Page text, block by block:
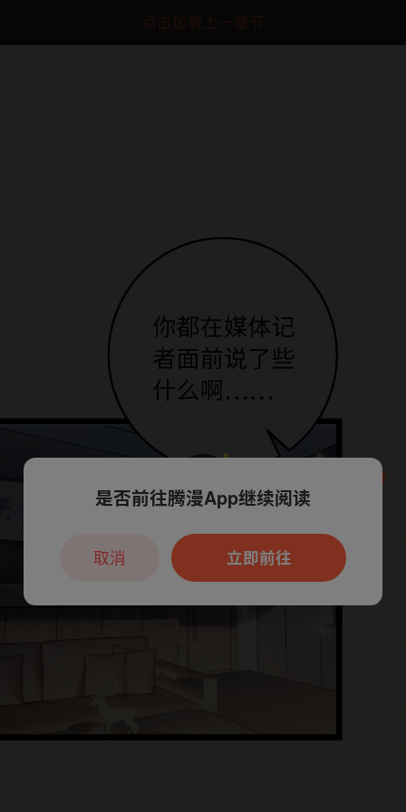
点击加载上一章节
本章节仅支持App阅读，可打开App新用
户7天免费看
是否前往腾漫App继续阅读
立即前往
取消